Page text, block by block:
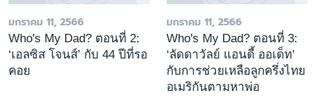
มกราคม 11, 2566
Who's My Dad? ตอนที่ 2:
‘เอลซิส โจนส์’ กับ 44 ปีที่รอ
คอย
มกราคม 11, 2566
Who's My Dad? ตอนที่ 3:
‘ลัดดาวัลย์ แอนดี้ ออเด็ท’
กับการช่วยเหลือลูกครึ่งไทย
อเมริกันตามหาพ่อ